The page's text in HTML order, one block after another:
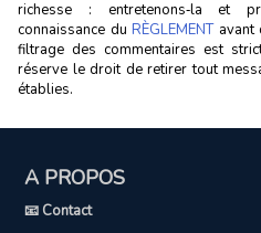
richesse : entretenons‑la et
connaissance du RÈGLEMENTavant
filtrage des commentaires est
réserve le droit de retirer tout
établies.
A PROPOS
📧 Contact